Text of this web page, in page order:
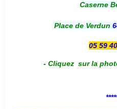
Caserne
Place de Verdun
05 59
- Cliquez sur la